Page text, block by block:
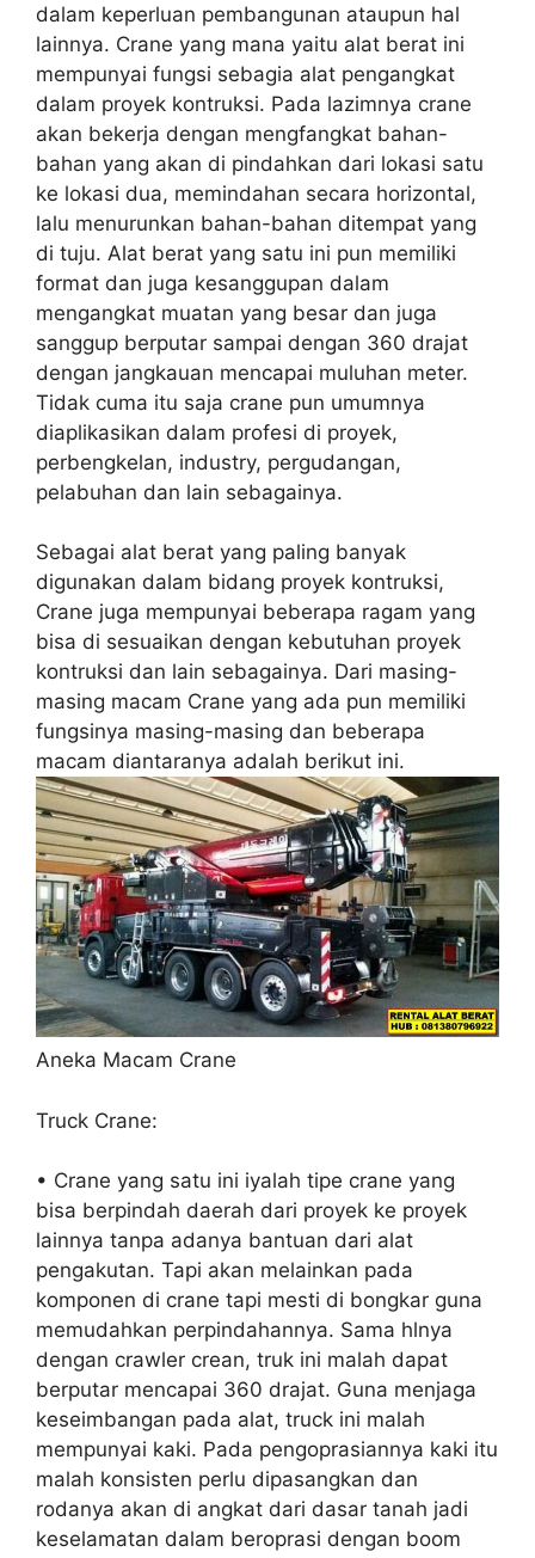
dalam keperluan pembangunan ataupun hal
lainnya. Crane yang mana yaitu alat berat ini
mempunyai fungsi sebagia alat pengangkat
dalam proyek kontruksi. Pada lazimnya crane
akan bekerja dengan mengfangkat bahan-
bahan yang akan di pindahkan dari lokasi satu
ke lokasi dua, memindahan secara horizontal,
lalu menurunkan bahan-bahan ditempat yang
di tuju. Alat berat yang satu ini pun memiliki
format dan juga kesanggupan dalam
mengangkat muatan yang besar dan juga
sanggup berputar sampai dengan 360 drajat
dengan jangkauan mencapai muluhan meter.
Tidak cuma itu saja crane pun umumnya
diaplikasikan dalam profesi di proyek,
perbengkelan, industry, pergudangan,
pelabuhan dan lain sebagainya.
Sebagai alat berat yang paling banyak
digunakan dalam bidang proyek kontruksi,
Crane juga mempunyai beberapa ragam yang
bisa di sesuaikan dengan kebutuhan proyek
kontruksi dan lain sebagainya. Dari masing-
masing macam Crane yang ada pun memiliki
fungsinya masing-masing dan beberapa
macam diantaranya adalah berikut ini.
Aneka Macam Crane
Truck Crane:
• Crane yang satu ini iyalah tipe crane yang
bisa berpindah daerah dari proyek ke proyek
lainnya tanpa adanya bantuan dari alat
pengakutan. Tapi akan melainkan pada
komponen di crane tapi mesti di bongkar guna
memudahkan perpindahannya. Sama hlnya
dengan crawler crean, truk ini malah dapat
berputar mencapai 360 drajat. Guna menjaga
keseimbangan pada alat, truck ini malah
mempunyai kaki. Pada pengoprasiannya kaki itu
malah konsisten perlu dipasangkan dan
rodanya akan di angkat dari dasar tanah jadi
keselamatan dalam beroprasi dengan boom